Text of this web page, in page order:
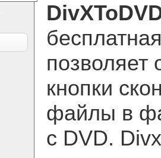
позволяет
кнопки
файлы в
с DVD.